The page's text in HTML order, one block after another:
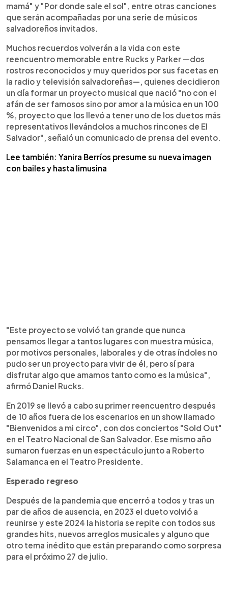
mamá" y "Por donde sale el sol", entre otras canciones
que serán acompañadas por una serie de músicos
salvadoreños invitados.
Muchos recuerdos volverán a la vida con este
reencuentro memorable entre Rucks y Parker —dos
rostros reconocidos y muy queridos por sus facetas en
la radio y televisión salvadoreñas—, quienes decidieron
un día formar un proyecto musical que nació "no con el
afán de ser famosos sino por amor a la música en un 100
%, proyecto que los llevó a tener uno de los duetos más
representativos llevándolos a muchos rincones de El
Salvador", señaló un comunicado de prensa del evento.
Lee también: Yanira Berríos presume su nueva imagen
con bailes y hasta limusina
"Este proyecto se volvió tan grande que nunca
pensamos llegar a tantos lugares con muestra música,
por motivos personales, laborales y de otras índoles no
pudo ser un proyecto para vivir de él, pero sí para
disfrutar algo que amamos tanto como es la música",
afirmó Daniel Rucks.
En 2019 se llevó a cabo su primer reencuentro después
de 10 años fuera de los escenarios en un show llamado
"Bienvenidos a mi circo", con dos conciertos "Sold Out"
en el Teatro Nacional de San Salvador. Ese mismo año
sumaron fuerzas en un espectáculo junto a Roberto
Salamanca en el Teatro Presidente.
Esperado regreso
Después de la pandemia que encerró a todos y tras un
par de años de ausencia, en 2023 el dueto volvió a
reunirse y este 2024 la historia se repite con todos sus
grandes hits, nuevos arreglos musicales y alguno que
otro tema inédito que están preparando como sorpresa
para el próximo 27 de julio.